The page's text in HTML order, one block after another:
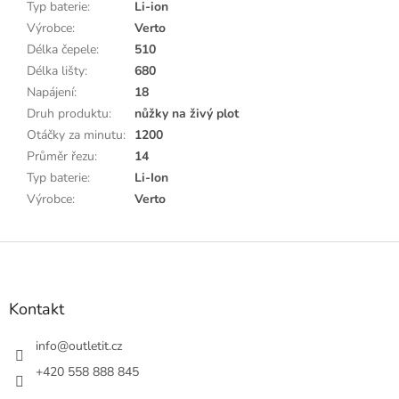
Typ baterie:
Li-ion
Výrobce:
Verto
Délka čepele:
510
Délka lišty:
680
Napájení:
18
Druh produktu:
nůžky na živý plot
Otáčky za minutu: 1200
Průměr řezu:
14
Typ baterie:
Li-Ion
Výrobce: Verto
Z
Kontakt
info@outletit.cz
+420 558 888 845